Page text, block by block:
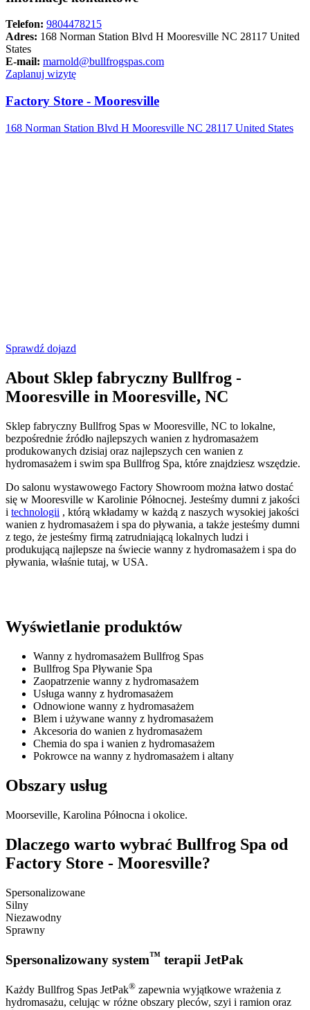
Telefon: 9804478215
Adres: 168 Norman Station Blvd H Mooresville NC 28117 United
States
E-mail: marnold@bullfrogspas.com
Zaplanuj wizytę
Factory Store - Mooresville
168 Norman Station Blvd H Mooresville NC 28117 United States
Sprawdź dojazd
About Sklep fabryczny Bullfrog -
Mooresville in Mooresville, NC
Sklep fabryczny Bullfrog Spas w Mooresville, NC to lokalne,
bezpośrednie źródło najlepszych wanien z hydromasażem
produkowanych dzisiaj oraz najlepszych cen wanien z
hydromasażem i swim spa Bullfrog Spa, które znajdziesz wszędzie.
Do salonu wystawowego Factory Showroom można łatwo dostać
się w Mooresville w Karolinie Północnej. Jesteśmy dumni z jakości
i technologii , którą wkładamy w każdą z naszych wysokiej jakości
wanien z hydromasażem i spa do pływania, a także jesteśmy dumni
z tego, że jesteśmy firmą zatrudniającą lokalnych ludzi i
produkującą najlepsze na świecie wanny z hydromasażem i spa do
pływania, właśnie tutaj, w USA.
Wyświetlanie produktów
Wanny z hydromasażem Bullfrog Spas
Bullfrog Spa Pływanie Spa
Zaopatrzenie wanny z hydromasażem
Usługa wanny z hydromasażem
Odnowione wanny z hydromasażem
Blem i używane wanny z hydromasażem
Akcesoria do wanien z hydromasażem
Chemia do spa i wanien z hydromasażem
Pokrowce na wanny z hydromasażem i altany
Obszary usług
Moorseville, Karolina Północna i okolice.
Dlaczego warto wybrać Bullfrog Spa od
Factory Store - Mooresville?
Spersonalizowane
Silny
Niezawodny
Sprawny
Spersonalizowany system™ terapii JetPak
Każdy Bullfrog Spas JetPak® zapewnia wyjątkowe wrażenia z
hydromasażu, celując w różne obszary pleców, szyi i ramion oraz